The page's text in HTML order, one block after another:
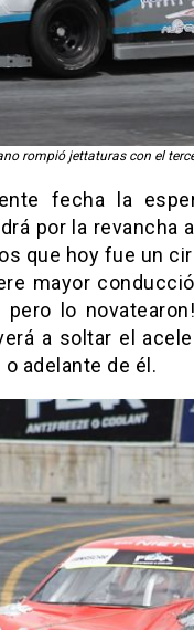
rompió jettaturas con el
fecha la
por la revancha
que hoy fue un
mayor
lo
a soltar el
adelante de él.